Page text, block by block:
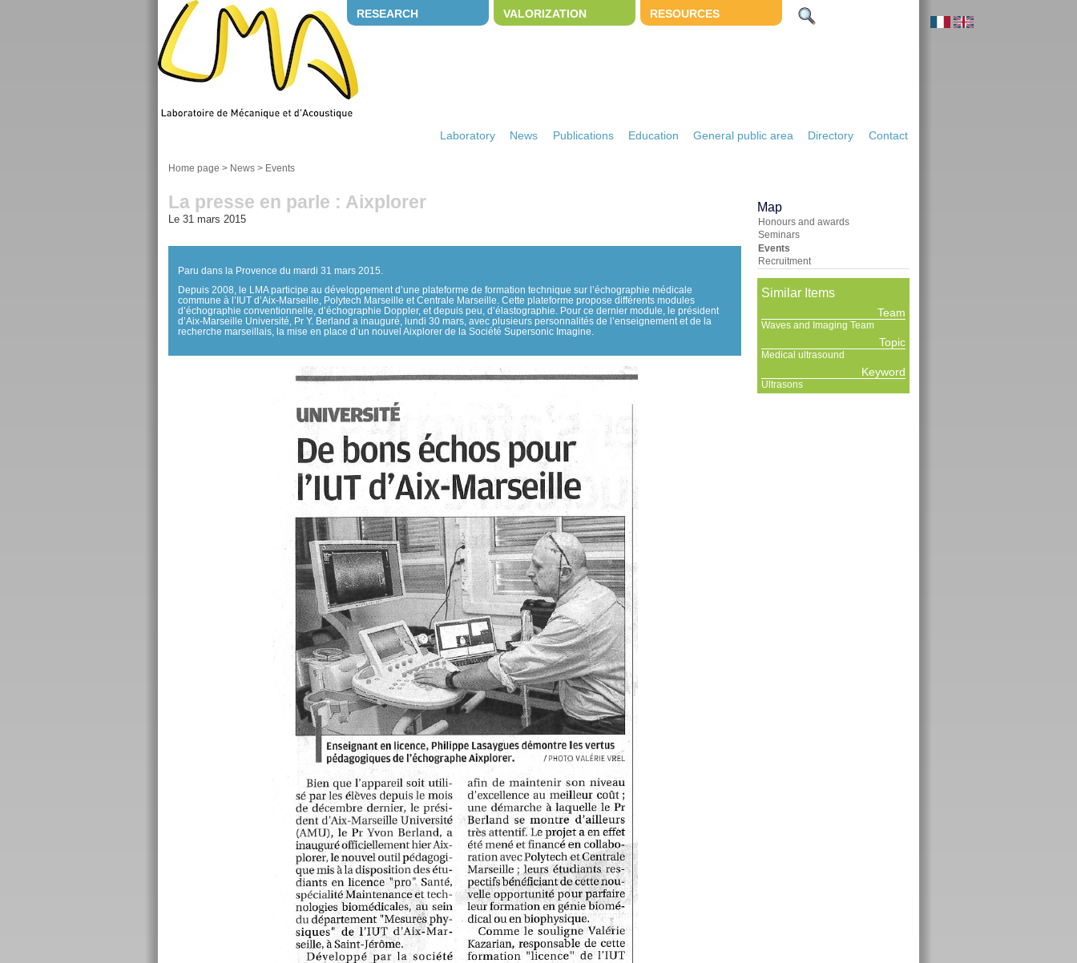
RESEARCH VALORIZATION RESOURCES
Laboratory News Publications Education General public area Directory Contact
Home page > News > Events
La presse en parle : Aixplorer
Le 31 mars 2015
Paru dans la Provence du mardi 31 mars 2015.
Depuis 2008, le LMA participe au développement d’une plateforme de formation technique sur l’échographie médicale
commune à l’IUT d’Aix-Marseille, Polytech Marseille et Centrale Marseille. Cette plateforme propose différents modules
d’échographie conventionnelle, d’échographie Doppler, et depuis peu, d’élastographie. Pour ce dernier module, le président
d’Aix-Marseille Université, Pr Y. Berland a inauguré, lundi 30 mars, avec plusieurs personnalités de l’enseignement et de la
recherche marseillais, la mise en place d’un nouvel Aixplorer de la Société Supersonic Imagine.
Map
Honours and awards
Seminars
Events
Recruitment
Similar Items
Team
Waves and Imaging Team
Topic
Medical ultrasound
Keyword
Ultrasons